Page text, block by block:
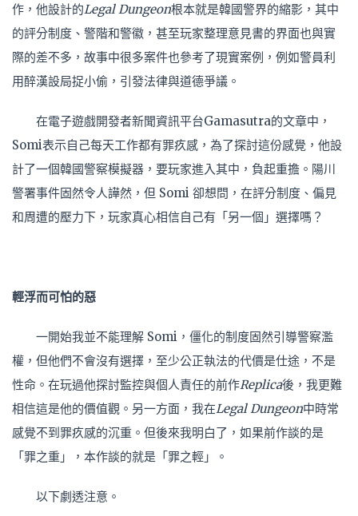
作，他設計的Legal Dungeon根本就是韓國警界的縮影，其中
的評分制度、警階和警徽，甚至玩家整理意見書的界面也與實
際的差不多，故事中很多案件也參考了現實案例，例如警員利
用醉漢設局捉小偷，引發法律與道德爭議。
在電子遊戲開發者新聞資訊平台Gamasutra的文章中，
Somi表示自己每天工作都有罪疚感，為了探討這份感覺，他設
計了一個韓國警察模擬器，要玩家進入其中，負起重擔。陽川
警署事件固然令人譁然，但 Somi 卻想問，在評分制度、偏見
和周遭的壓力下，玩家真心相信自己有「另一個」選擇嗎？
輕浮而可怕的惡
一開始我並不能理解 Somi，僵化的制度固然引導警察濫
權，但他們不會沒有選擇，至少公正執法的代價是仕途，不是
性命。在玩過他探討監控與個人責任的前作Replica後，我更難
相信這是他的價值觀。另一方面，我在Legal Dungeon中時常
感覺不到罪疚感的沉重。但後來我明白了，如果前作談的是
「罪之重」，本作談的就是「罪之輕」。
以下劇透注意。